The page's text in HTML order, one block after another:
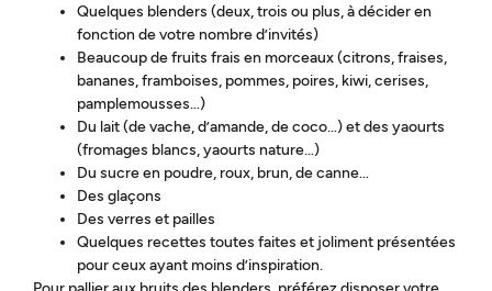
Quelques blenders (deux, trois ou plus, à décider en
fonction de votre nombre d’invités)
Beaucoup de fruits frais en morceaux (citrons, fraises,
bananes, framboises, pommes, poires, kiwi, cerises,
pamplemousses…)
Du lait (de vache, d’amande, de coco…) et des yaourts
(fromages blancs, yaourts nature…)
Du sucre en poudre, roux, brun, de canne…
Des glaçons
Des verres et pailles
Quelques recettes toutes faites et joliment présentées
pour ceux ayant moins d’inspiration.